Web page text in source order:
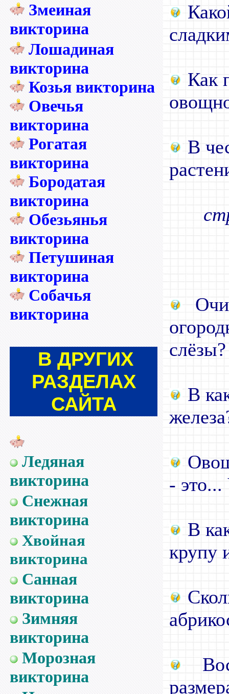
Змеиная
викторина
Лошадиная
викторина
Козья викторина
Овечья
викторина
Рогатая
викторина
Бородатая
викторина
Обезьянья
викторина
Петушиная
викторина
Собачья
викторина
В ДРУГИХ
РАЗДЕЛАХ
САЙТА
Ледяная
викторина
Снежная
викторина
Хвойная
викторина
Санная
викторина
Зимняя
викторина
Морозная
викторина
Как
В
слёзы?
В
- это...
В
крупу